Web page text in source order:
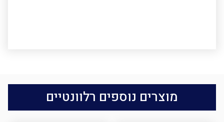
מוצרים נוספים רלוונטיים